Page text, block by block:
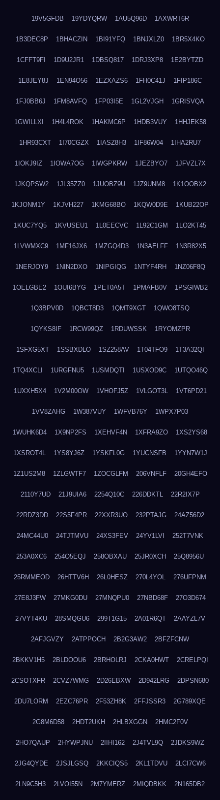
19V5GFDB 19YDYQRW 1AU5Q96D 1AXWRT6R
1B3DEC8P 1BHACZIN 1BI91YFQ 1BNJXLZ0 1BR5X4KO
1CFFT9FI 1D9U2JR1 1DBSQ817 1DRJ3XP8 1E2BYTZD
1E8JEY8J 1EN94O56 1EZXAZS6 1FH0C41J 1FIP186C
1FJ0BB6J 1FM8AVFQ 1FP03I5E 1GL2VJGH 1GRISVQA
1GWILLXI 1H4L4ROK 1HAKMC6P 1HDB3VUY 1HHJEK58
1HR93CXT 1I70CGZX 1IASZ8H3 1IF86W04 1IHA2RU7
1IOKJ9IZ 1IOWA7OG 1IWGPKRW 1JEZBYO7 1JFVZL7X
1JKQPSW2 1JL35ZZ0 1JUOBZ9U 1JZ9UNM8 1K1OOBX2
1KJONM1Y 1KJVH227 1KMG68BO 1KQW0D9E 1KUB22OP
1KUC7YQ5 1KVUSEU1 1L0EECVC 1L92C1GM 1LO2KT45
1LVWMXC9 1MF16JX6 1MZGQ4D3 1N3AELFF 1N3R82X5
1NERJOY9 1NIN2DXO 1NIPGIQG 1NTYF4RH 1NZ06F8Q
1OELGBE2 1OUI6BYG 1PET0A5T 1PMAFB0V 1PSGIWB2
1Q3BPV0D 1QBCT8D3 1QMT9XGT 1QWO8TSQ
1QYKS8IF 1RCW99QZ 1RDUWSSK 1RYOMZPR
1SFXG5XT 1SSBXDLO 1SZ258AV 1T04TFO9 1T3A32QI
1TQ4XCLI 1URGFNU5 1USMDQTI 1USXOD9C 1UTQO46Q
1UXXH5X4 1V2M00OW 1VHOFJ5Z 1VLGOT3L 1VT6PD21
1VV8ZAHG 1W387VUY 1WFVB76Y 1WPX7P03
1WUHK6D4 1X9NP2FS 1XEHVF4N 1XFRA9ZO 1XS2YS68
1XSROT4L 1YS8YJ6Z 1YSKFL0G 1YUCNSFB 1YYN7W1J
1Z1US2M8 1ZLGWTF7 1ZOCGLFM 206VNFLF 20GH4EFO
2110Y7UD 21J9UIA6 2254Q10C 226DDKTL 22R2IX7P
22RDZ3DD 22S5F4PR 22XXR3UO 232PTAJG 24AZ56D2
24MC44U0 24TJTMVU 24XS3FEV 24YV1LVI 252T7VNK
253A0XC6 254O5EQJ 258OBXAU 25JR0XCH 25Q8956U
25RMMEOD 26HTTV6H 26L0HESZ 270L4YOL 276UFPNM
27E8J3FW 27MKG0DU 27MNQPU0 27NBD68F 27O3D674
27VYT4KU 28SMQGU6 299T1G15 2A01R6QT 2AAYZL7V
2AFJGVZY 2ATPPOCH 2B2G3AW2 2BFZFCNW
2BKKV1H5 2BLDOOU6 2BRHOLRJ 2CKA0HWT 2CRELPQI
2CSOTXFR 2CVZ7WMG 2D26EBXW 2D942LRG 2DPSN680
2DU7LORM 2EZC76PR 2F53ZH8K 2FFJSSR3 2G789XQE
2G8M6D58 2HDT2UKH 2HLBXGGN 2HMC2F0V
2HO7QAUP 2HYWPJNU 2IIHI162 2J4TVL9Q 2JDKS9WZ
2JG4QYDE 2JSJLGSQ 2KKCIQS5 2KL1TDVU 2LCI7CW6
2LN9C5H3 2LVOI55N 2M7YMERZ 2MIQDBKK 2N165DB2